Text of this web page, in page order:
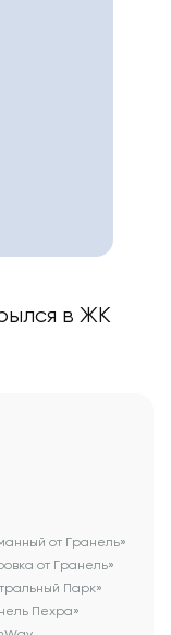
в ЖК
от Гранель»
от Гранель»
Парк»
Пехра»